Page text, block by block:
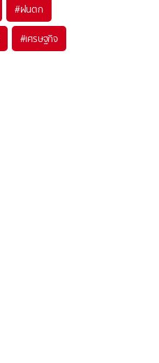
#ฝนตก
#เศรษฐกิจ